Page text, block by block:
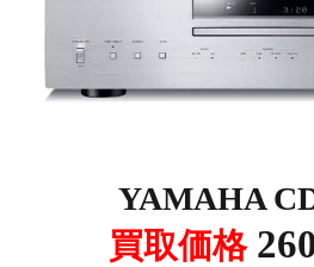
YAMAHA
買取価格